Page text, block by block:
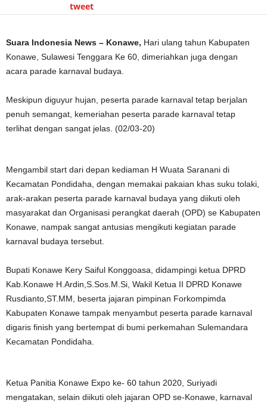
tweet
Suara Indonesia News – Konawe, Hari ulang tahun Kabupaten
Konawe, Sulawesi Tenggara Ke 60, dimeriahkan juga dengan
acara parade karnaval budaya.
Meskipun diguyur hujan, peserta parade karnaval tetap berjalan
penuh semangat, kemeriahan peserta parade karnaval tetap
terlihat dengan sangat jelas. (02/03-20)
Mengambil start dari depan kediaman H Wuata Saranani di
Kecamatan Pondidaha, dengan memakai pakaian khas suku tolaki,
arak-arakan peserta parade karnaval budaya yang diikuti oleh
masyarakat dan Organisasi perangkat daerah (OPD) se Kabupaten
Konawe, nampak sangat antusias mengikuti kegiatan parade
karnaval budaya tersebut.
Bupati Konawe Kery Saiful Konggoasa, didampingi ketua DPRD
Kab.Konawe H.Ardin,S.Sos.M.Si, Wakil Ketua II DPRD Konawe
Rusdianto,ST.MM, beserta jajaran pimpinan Forkompimda
Kabupaten Konawe tampak menyambut peserta parade karnaval
digaris finish yang bertempat di bumi perkemahan Sulemandara
Kecamatan Pondidaha.
Ketua Panitia Konawe Expo ke- 60 tahun 2020, Suriyadi
mengatakan, selain diikuti oleh jajaran OPD se-Konawe, karnaval